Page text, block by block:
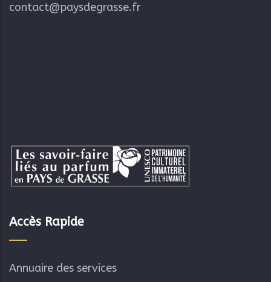
contact@paysdegrasse.fr
Accès Rapide
Annuaire des services